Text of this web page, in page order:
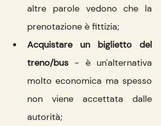
altre parole vedono che la
prenotazione è fittizia;
Acquistare un biglietto del
treno/bus - è un'alternativa
molto economica ma spesso
non viene accettata dalle
autorità;